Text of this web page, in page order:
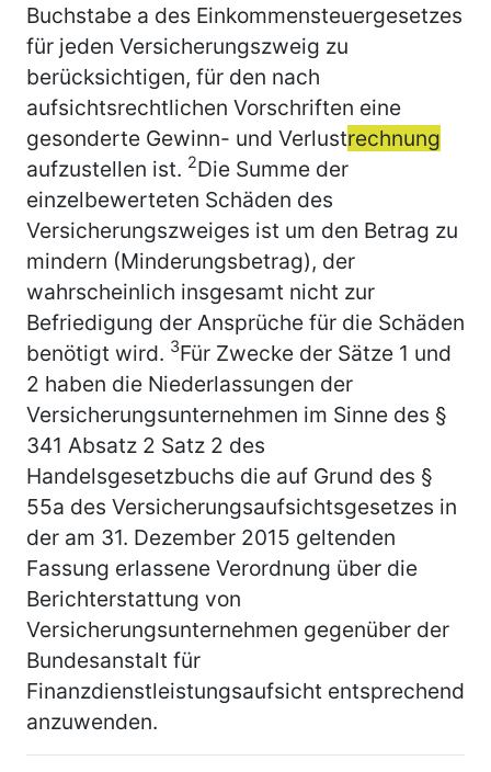
Buchstabe a des Einkommensteuergesetzes
für jeden Versicherungszweig zu
berücksichtigen, für den nach
aufsichtsrechtlichen Vorschriften eine
gesonderte Gewinn- und Verlustrechnung
aufzustellen ist. 2Die Summe der
einzelbewerteten Schäden des
Versicherungszweiges ist um den Betrag zu
mindern (Minderungsbetrag), der
wahrscheinlich insgesamt nicht zur
Befriedigung der Ansprüche für die Schäden
benötigt wird. 3Für Zwecke der Sätze 1 und
2 haben die Niederlassungen der
Versicherungsunternehmen im Sinne des §
341 Absatz 2 Satz 2 des
Handelsgesetzbuchs die auf Grund des §
55a des Versicherungsaufsichtsgesetzes in
der am 31. Dezember 2015 geltenden
Fassung erlassene Verordnung über die
Berichterstattung von
Versicherungsunternehmen gegenüber der
Bundesanstalt für
Finanzdienstleistungsaufsicht entsprechend
anzuwenden.